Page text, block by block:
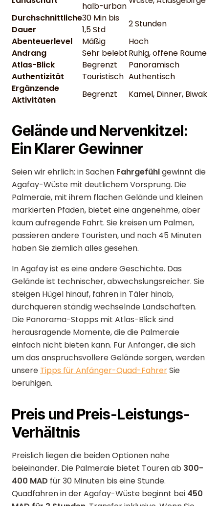
halb-urban
Durchschnittliche
Dauer
30 Min bis
1,5 Std
2 Stunden
Abenteuerlevel
Mäßig
Hoch
Andrang
Sehr belebtRuhig, offene Räume
Atlas-Blick
Begrenzt
Panoramisch
Authentizität
Touristisch Authentisch
Ergänzende
Aktivitäten
Begrenzt Kamel, Dinner, Biwak
Gelände und Nervenkitzel:
Ein Klarer Gewinner
Seien wir ehrlich: in Sachen Fahrgefühlgewinnt die
Agafay-Wüste mit deutlichem Vorsprung. Die
Palmeraie, mit ihrem flachen Gelände und kleinen
markierten Pfaden, bietet eine angenehme, aber
kaum aufregende Fahrt. Sie kreisen um Palmen,
passieren andere Touristen, und nach 45 Minuten
haben Sie ziemlich alles gesehen.
In Agafay ist es eine andere Geschichte. Das
Gelände ist technischer, abwechslungsreicher. Sie
steigen Hügel hinauf, fahren in Täler hinab,
durchqueren ständig wechselnde Landschaften.
Die Panorama-Stopps mit Atlas-Blick sind
herausragende Momente, die die Palmeraie
einfach nicht bieten kann. Für Anfänger, die sich
um das anspruchsvollere Gelände sorgen, werden
unsere Tipps für Anfänger-Quad-FahrerSie
beruhigen.
Preis und Preis-Leistungs-
Verhältnis
Preislich liegen die beiden Optionen nahe
beieinander. Die Palmeraie bietet Touren ab 300-
400 MAD für 30 Minuten bis eine Stunde.
Quadfahren in der Agafay-Wüste beginnt bei 450